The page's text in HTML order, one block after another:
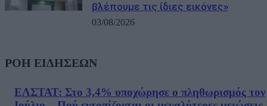
βλέπουμε τις ίδιες εικόνες»
03/08/2026
ΡΟΗ ΕΙΔΗΣΕΩΝ
ΕΛΣΤΑΤ: Στο 3,4% υποχώρησε ο πληθωρισμός τον